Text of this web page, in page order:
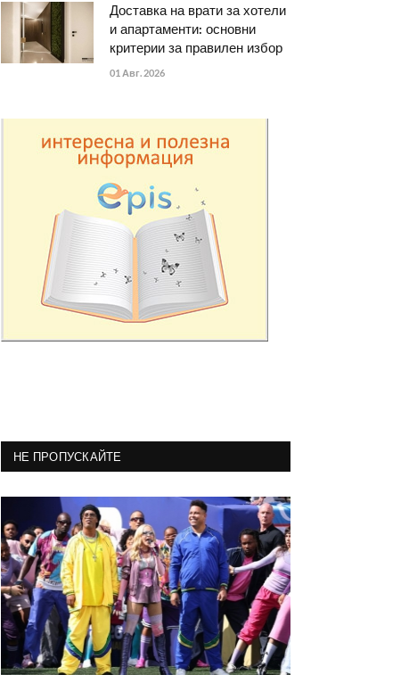
Доставка на врати за хотели
и апартаменти: основни
критерии за правилен избор
01 Авг. 2026
НЕ ПРОПУСКАЙТЕ